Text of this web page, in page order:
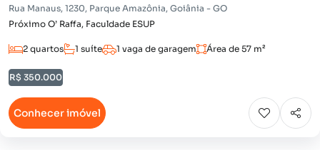
Rua Manaus, 1230, Parque Amazônia, Goiânia - GO
Próximo O’ Raffa, Faculdade ESUP
2 quartos 1 suíte 1 vaga de garagem Área de 57 m²
R$ 350.000
Conhecer imóvel